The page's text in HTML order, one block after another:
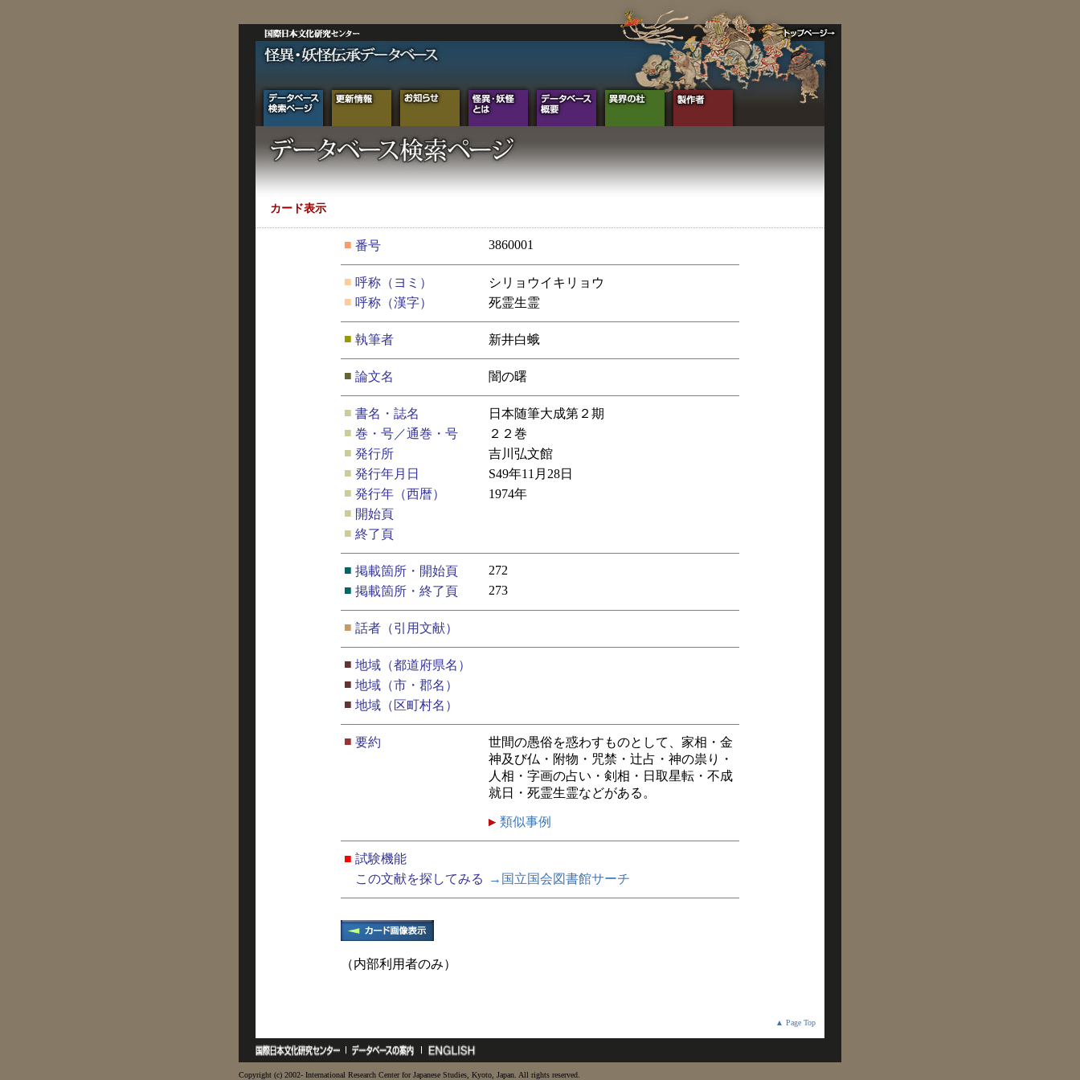
カード表示
■ 番号 3860001
■ 呼称（ヨミ）
シリョウイキリョウ
■ 呼称（漢字） 死霊生霊
■ 執筆者 新井白蛾
■ 論文名 闇の曙
■ 書名・誌名
日本随筆大成第２期
■ 巻・号／通巻・号
２２巻
■ 発行所
吉川弘文館
■ 発行年月日
S49年11月28日
■ 発行年（西暦）
1974年
■ 開始頁
■ 終了頁
■ 掲載箇所・開始頁
272
■ 掲載箇所・終了頁 273
■ 話者（引用文献）
■ 地域（都道府県名）
■ 地域（市・郡名）
■ 地域（区町村名）
■ 要約
世間の愚俗を惑わすものとして、家相・金
神及び仏・附物・咒禁・辻占・神の祟り・
人相・字画の占い・剣相・日取星転・不成
就日・死霊生霊などがある。
類似事例
■ 試験機能
この文献を探してみる
→国立国会図書館サーチ
（内部利用者のみ）
▲ Page Top
Copyright (c) 2002- International Research Center for Japanese Studies, Kyoto, Japan. All rights reserved.